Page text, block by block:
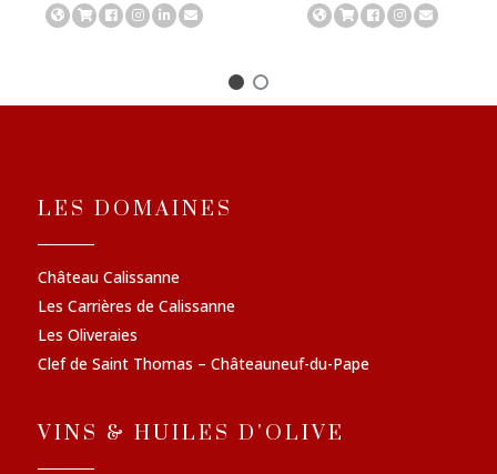
LES DOMAINES
Château Calissanne
Les Carrières de Calissanne
Les Oliveraies
Clef de Saint Thomas – Châteauneuf-du-Pape
VINS & HUILES D'OLIVE